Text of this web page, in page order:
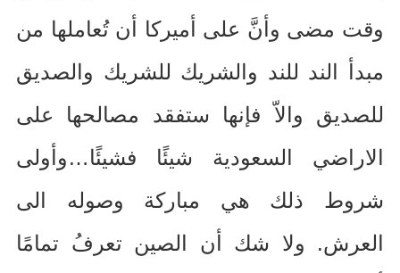
وقت مضى وأنَّ على أميركا أن تُعاملها من
مبدأ الند للند والشريك للشريك والصديق
للصديق والاّ فإنها ستفقد مصالحها على
الاراضي السعودية شيئًا فشيئًا…وأولى
شروط ذلك هي مباركة وصوله الى
العرش. ولا شك أن الصين تعرفُ تمامًا